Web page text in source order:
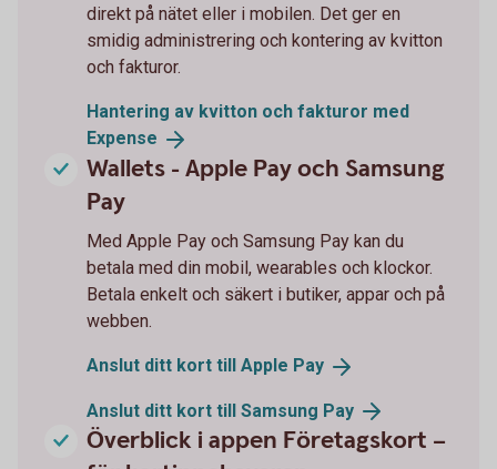
direkt på nätet eller i mobilen. Det ger en
smidig administrering och kontering av kvitton
och fakturor.
Hantering av kvitton och fakturor med
Expense
Wallets - Apple Pay och Samsung
Pay
Med Apple Pay och Samsung Pay kan du
betala med din mobil, wearables och klockor.
Betala enkelt och säkert i butiker, appar och på
webben.
Anslut ditt kort till Apple Pay
Anslut ditt kort till Samsung Pay
Överblick i appen Företagskort –